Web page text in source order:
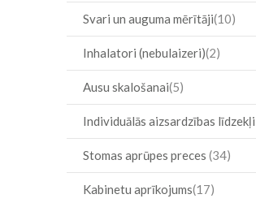
Svari un auguma mērītāji 10
Inhalatori (nebulaizeri) 2
Ausu skalošanai 5
Individuālās aizsardzības līdzekļi
Stomas aprūpes preces 34
Kabinetu aprīkojums 17